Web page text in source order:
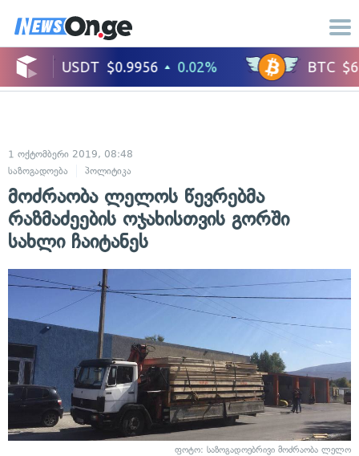
1 ოქტომბერი 2019, 08:48
საზოგადოება
პოლიტიკა
მოძრაობა ლელოს წევრებმა
რაზმაძეების ოჯახისთვის გორში
სახლი ჩაიტანეს
ფოტო: საზოგადოებრივი მოძრაობა ლელო